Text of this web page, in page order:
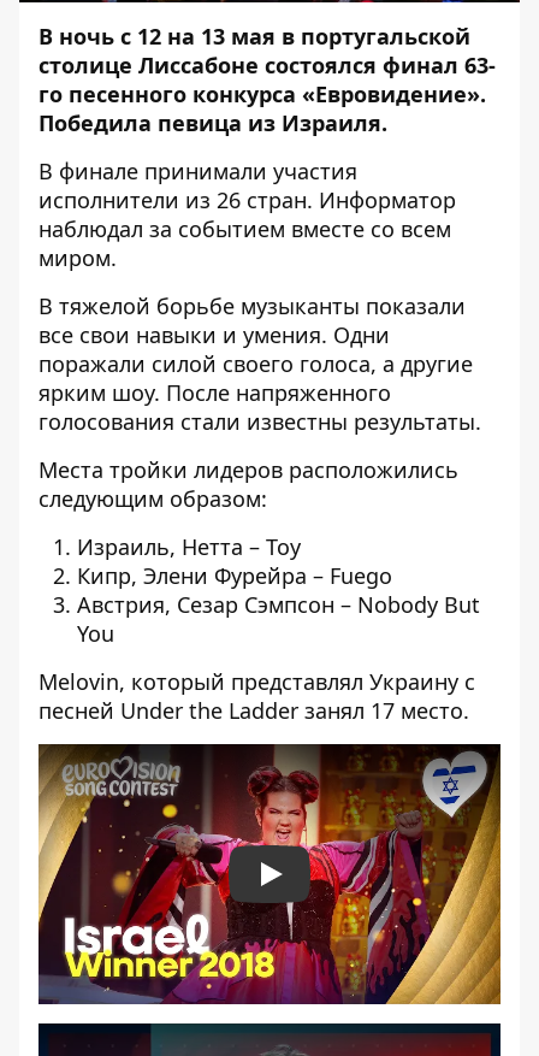
В ночь с 12 на 13 мая в португальской
столице Лиссабоне состоялся финал 63-
го песенного конкурса «Евровидение».
Победила певица из Израиля.
В финале принимали участия
исполнители из 26 стран. Информатор
наблюдал за событием вместе со всем
миром.
В тяжелой борьбе музыканты показали
все свои навыки и умения. Одни
поражали силой своего голоса, а другие
ярким шоу. После напряженного
голосования стали известны результаты.
Места тройки лидеров расположились
следующим образом:
Израиль, Нетта – Toy
Кипр, Элени Фурейра – Fuego
Австрия, Сезар Сэмпсон – Nobody But
You
Melovin, который представлял Украину с
песней Under the Ladder занял 17 место.
Play